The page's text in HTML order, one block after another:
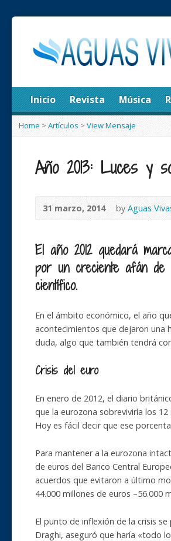
Inicio Revista Música
Home > Artículos>View Mensaje
Año 2013: Luces y
31 marzo, 2014 byAguas
El año 2012 quedará
por un creciente afán de
científico.
En el ámbito económico, el año
acontecimientos que dejaron una
duda, algo que también tendrá
Crisis del euro
En enero de 2012, el diario
que la eurozona sobreviviría los
Hoy es fácil decir que ese
Para mantener a la eurozona
de euros del Banco Central
acuerdos que evitaron a último
44.000 millones de euros –56.000
El punto de inflexión de la crisis
Draghi, aseguró que haría «todo